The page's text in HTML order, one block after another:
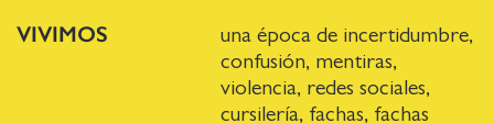
VIVIMOS
una época de incertidumbre,
confusión, mentiras,
violencia, redes sociales,
cursilería, fachas, fachas